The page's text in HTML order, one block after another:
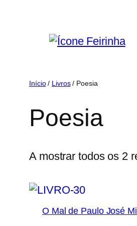
Início/ Livros/ Poesia
Poesia
A mostrar todos os 2
O Mal de Paulo José